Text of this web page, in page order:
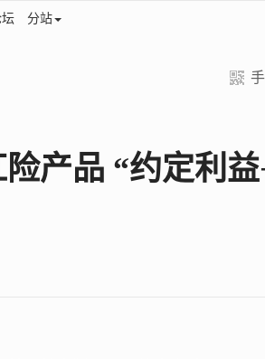
分站
产品 “约定利